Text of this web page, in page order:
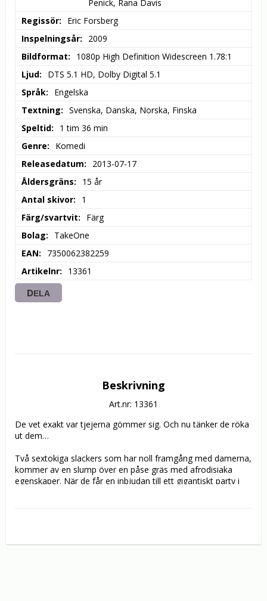
Penick, Rana Davis
Regissör
Eric Forsberg
Inspelningsår
2009
Bildformat
1080p High Definition Widescreen 1.78:1
Ljud
DTS 5.1 HD, Dolby Digital 5.1
Språk
Engelska
Textning
Svenska, Danska, Norska, Finska
Speltid
1 tim 36 min
Genre
Komedi
Releasedatum
2013-07-17
Åldersgräns
15 år
Antal skivor
1
Färg/svartvit
Färg
Bolag
TakeOne
EAN
7350062382259
Artikelnr
13361
DELA
Beskrivning
Art.nr: 13361
De vet exakt var tjejerna gömmer sig. Och nu tänker de röka
ut dem…
Två sextokiga slackers som har noll framgång med damerna,
kommer av en slump över en påse gräs med afrodisiaka
egenskaper. När de får en inbjudan till ett gigantiskt party i